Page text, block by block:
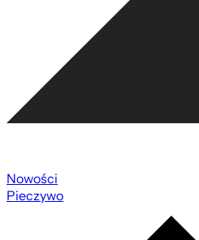
Nowości
Pieczywo